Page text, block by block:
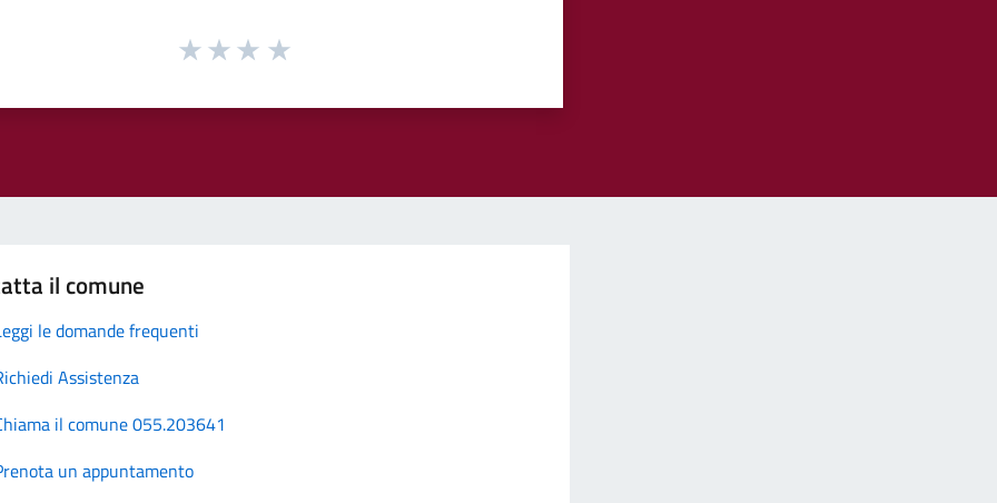
il comune
le domande frequenti
Assistenza
il comune 055.203641
un appuntamento